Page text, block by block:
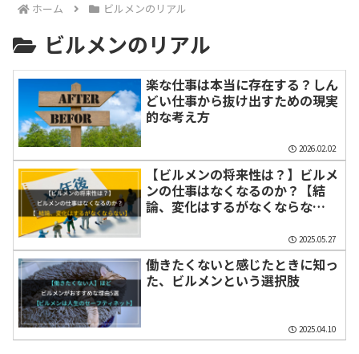
ホーム ビルメンのリアル
ビルメンのリアル
楽な仕事は本当に存在する？しん
どい仕事から抜け出すための現実
的な考え方
2026.02.02
【ビルメンの将来性は？】ビルメ
ンの仕事はなくなるのか？【結
論、変化はするがなくならな
2025.05.27
働きたくないと感じたときに知っ
た、ビルメンという選択肢
2025.04.10